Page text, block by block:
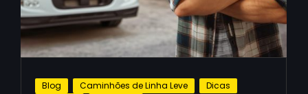
Blog Caminhões de Linha Leve
Dicas